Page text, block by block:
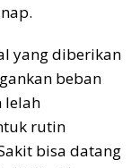
yang diberikan
beban
lelah
rutin
bisa datang